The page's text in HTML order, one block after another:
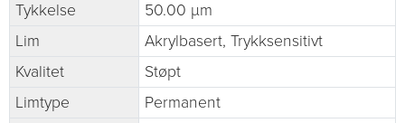
Tykkelse
50.00 µm
Lim
Akrylbasert, Trykksensitivt
Kvalitet
Støpt
Limtype
Permanent